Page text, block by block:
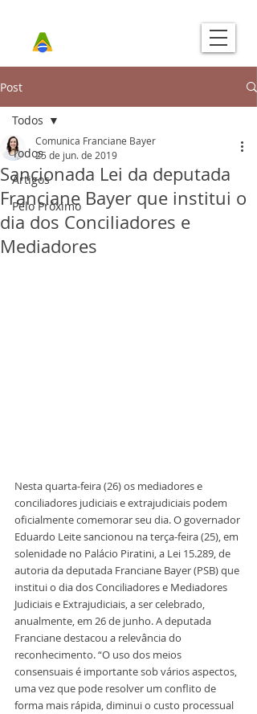
Post
Todos
Artigos
Pelo Próximo
Todos
Sancionada Lei da deputada
Franciane Bayer que institui o
dia dos Conciliadores e
Mediadores
Comunica Franciane Bayer
25 de jun. de 2019
Nesta quarta-feira (26) os mediadores e
conciliadores judiciais e extrajudiciais podem
oficialmente comemorar seu dia. O governador
Eduardo Leite sancionou na terça-feira (25), em
solenidade no Palácio Piratini, a Lei 15.289, de
autoria da deputada Franciane Bayer (PSB) que
institui o dia dos Conciliadores e Mediadores
Judiciais e Extrajudiciais, a ser celebrado,
anualmente, em 26 de junho. A deputada
Franciane destacou a relevância do
reconhecimento. “O uso dos meios
consensuais é importante sob vários aspectos,
uma vez que pode resolver um conflito de
forma mais rápida, diminui o custo processual